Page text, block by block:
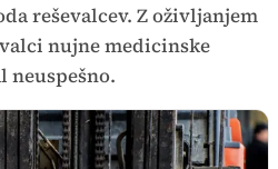
reševalcev. Z oživljanjem
nujne medicinske
neuspešno.